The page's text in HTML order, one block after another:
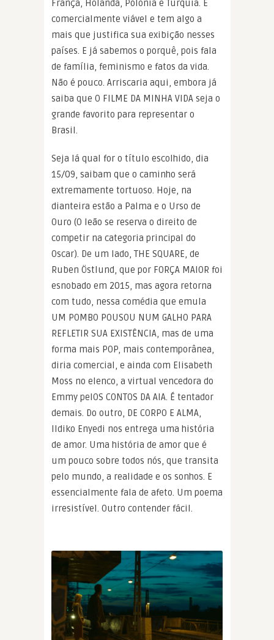
França, Holanda, Polônia e Turquia. É
comercialmente viável e tem algo a
mais que justifica sua exibição nesses
países. E já sabemos o porquê, pois fala
de família, feminismo e fatos da vida.
Não é pouco. Arriscaria aqui, embora já
saiba que O FILME DA MINHA VIDA seja o
grande favorito para representar o
Brasil.
Seja lá qual for o título escolhido, dia
15/09, saibam que o caminho será
extremamente tortuoso. Hoje, na
dianteira estão a Palma e o Urso de
Ouro (O leão se reserva o direito de
competir na categoria principal do
Oscar). De um lado, THE SQUARE, de
Ruben Östlund, que por FORÇA MAIOR foi
esnobado em 2015, mas agora retorna
com tudo, nessa comédia que emula
UM POMBO POUSOU NUM GALHO PARA
REFLETIR SUA EXISTÊNCIA, mas de uma
forma mais POP, mais contemporânea,
diria comercial, e ainda com Elisabeth
Moss no elenco, a virtual vencedora do
Emmy pelOS CONTOS DA AIA. É tentador
demais. Do outro, DE CORPO E ALMA,
Ildiko Enyedi nos entrega uma história
de amor. Uma história de amor que é
um pouco sobre todos nós, que transita
pelo mundo, a realidade e os sonhos. E
essencialmente fala de afeto. Um poema
irresistível. Outro contender fácil.